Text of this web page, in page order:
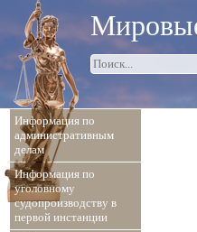
Информация по
административным
делам
Информация по
уголовному
судопроизводству в
первой инстанции